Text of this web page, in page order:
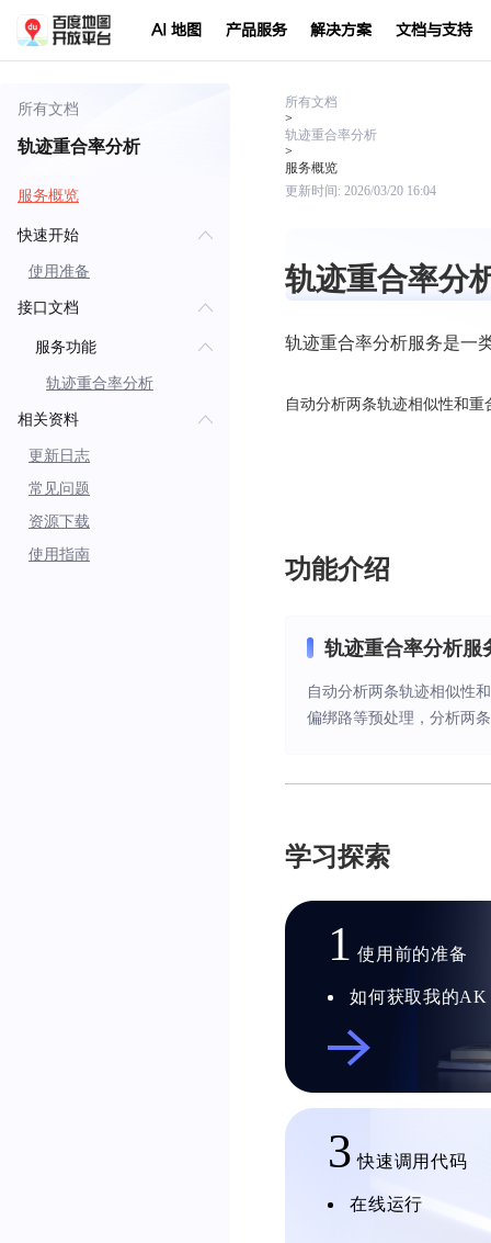
AI 地图 产品服务 解决方案 文档与支持
所有文档
轨迹重合率分析
服务概览
快速开始
使用准备
接口文档
服务功能
轨迹重合率分析
相关资料
更新日志
常见问题
资源下载
使用指南
所有文档
>
轨迹重合率分析
>
服务概览
更新时间: 2026/03/20 16:04
轨迹重合率分
轨迹重合率分析服务是一
自动分析两条轨迹相似性和
功能介绍
轨迹重合率分析服
自动分析两条轨迹相似性
偏绑路等预处理，分析两
学习探索
1 使用前的准备
如何获取我的AK
3 快速调用代码
在线运行